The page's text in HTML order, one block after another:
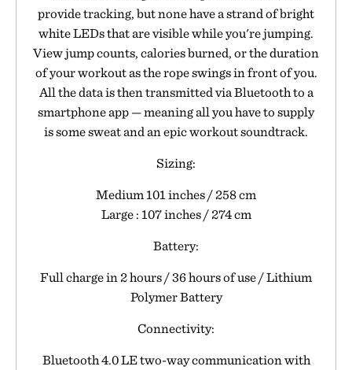
provide tracking, but none have a strand of bright
white LEDs that are visible while you're jumping.
View jump counts, calories burned, or the duration
of your workout as the rope swings in front of you.
All the data is then transmitted via Bluetooth to a
smartphone app — meaning all you have to supply
is some sweat and an epic workout soundtrack.
Sizing:
Medium 101 inches / 258 cm
Large : 107 inches / 274 cm
Battery:
Full charge in 2 hours / 36 hours of use / Lithium
Polymer Battery
Connectivity:
Bluetooth 4.0 LE two-way communication with